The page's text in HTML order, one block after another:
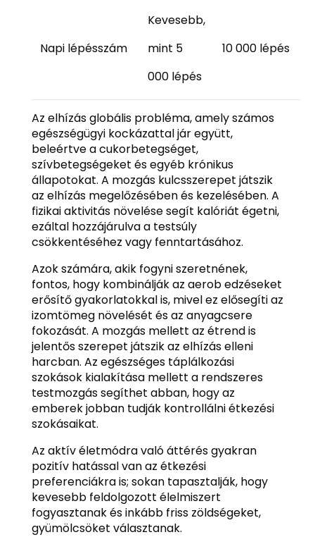
Napi lépésszám
Kevesebb,
mint 5
000 lépés
10 000 lépés
Az elhízás globális probléma, amely számos
egészségügyi kockázattal jár együtt,
beleértve a cukorbetegséget,
szívbetegségeket és egyéb krónikus
állapotokat. A mozgás kulcsszerepet játszik
az elhízás megelőzésében és kezelésében. A
fizikai aktivitás növelése segít kalóriát égetni,
ezáltal hozzájárulva a testsúly
csökkentéséhez vagy fenntartásához.
Azok számára, akik fogyni szeretnének,
fontos, hogy kombinálják az aerob edzéseket
erősítő gyakorlatokkal is, mivel ez elősegíti az
izomtömeg növelését és az anyagcsere
fokozását. A mozgás mellett az étrend is
jelentős szerepet játszik az elhízás elleni
harcban. Az egészséges táplálkozási
szokások kialakítása mellett a rendszeres
testmozgás segíthet abban, hogy az
emberek jobban tudják kontrollálni étkezési
szokásaikat.
Az aktív életmódra való áttérés gyakran
pozitív hatással van az étkezési
preferenciákra is; sokan tapasztalják, hogy
kevesebb feldolgozott élelmiszert
fogyasztanak és inkább friss zöldségeket,
gyümölcsöket választanak.